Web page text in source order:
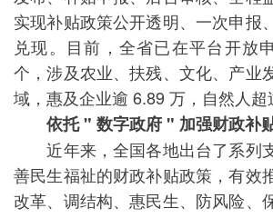
实现补贴政策公开透明、一次申报
兑现。目前，全省已在平台开放
个，涉及农业、扶残、文化、产业
域，惠及企业逾 6.89 万，自然人超
依托 " 数字政府 " 加强财政补
近年来，全国各地出台了系列
善民生福祉的财政补贴政策，有效
改革、调结构、惠民生、防风险、